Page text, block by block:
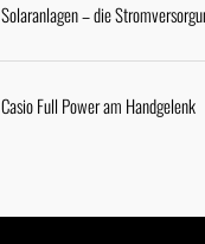
Solaranlagen – die
Casio Full Power am Handgelenk